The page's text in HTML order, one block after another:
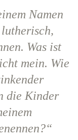
Namen
Was ist
mein. Wie
die Kinder